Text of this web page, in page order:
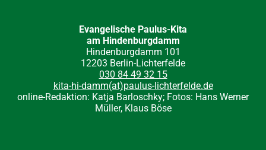
Evangelische Paulus-Kita
am Hindenburgdamm
Hindenburgdamm 101
12203 Berlin-Lichterfelde
030 84 49 32 15
kita-hi-damm(at)paulus-lichterfelde.de
online-Redaktion: Katja Barloschky; Fotos: Hans Werner
Müller, Klaus Böse